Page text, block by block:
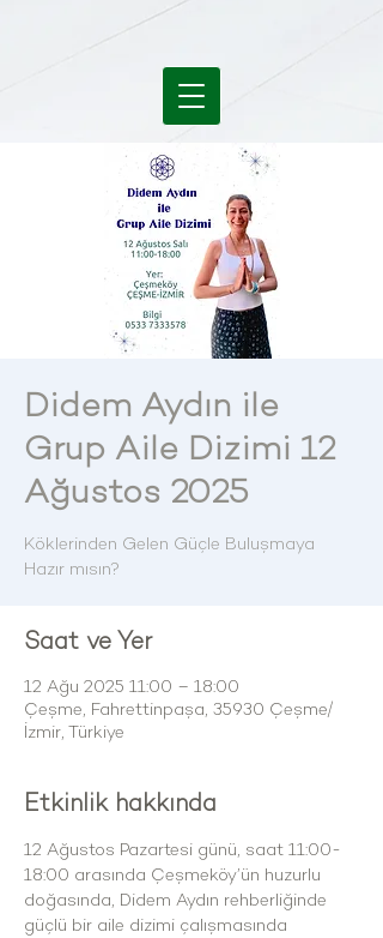
Didem Aydın ile
Grup Aile Dizimi 12
Ağustos 2025
Köklerinden Gelen Güçle Buluşmaya
Saat ve Yer
12 Ağu 2025 11:00 – 18:00
Çeşme, Fahrettinpaşa, 35930 Çeşme/
İzmir, Türkiye
Etkinlik hakkında
12 Ağustos Pazartesi günü, saat 11:00-
18:00 arasında Çeşmeköy’ün huzurlu
doğasında, Didem Aydın rehberliğinde
güçlü bir aile dizimi çalışmasında